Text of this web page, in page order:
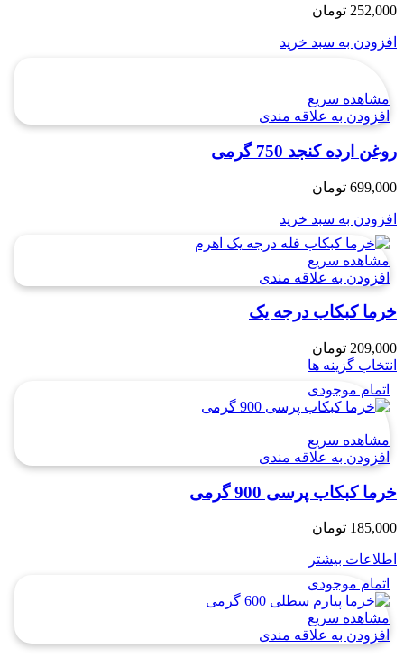
252,000 تومان
افزودن به سبد خرید
مشاهده سریع
افزودن به علاقه مندی
روغن ارده کنجد 750 گرمی
699,000 تومان
افزودن به سبد خرید
مشاهده سریع
افزودن به علاقه مندی
خرما کبکاب درجه یک
209,000 تومان
انتخاب گزینه ها
اتمام موجودی
مشاهده سریع
افزودن به علاقه مندی
خرما کبکاب پرسی 900 گرمی
185,000 تومان
اطلاعات بیشتر
اتمام موجودی
مشاهده سریع
افزودن به علاقه مندی